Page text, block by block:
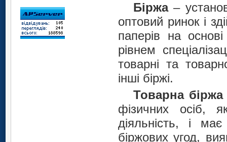
Біржа–
оптовий ринок і
паперів на
рівнем
товарні та
інші біржі.
Товарна
фізичних осіб,
діяльність, і
біржових угод,